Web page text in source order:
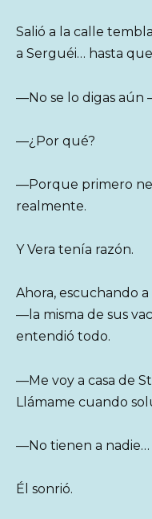
Salió a la calle
a Serguéi… hasta
—No se lo digas aún
—¿Por qué?
—Porque primero
realmente.
Y Vera tenía razón.
Ahora, escuchando
—la misma de sus
entendió todo.
—Me voy a casa de
Llámame cuando
—No tienen a
Él sonrió.